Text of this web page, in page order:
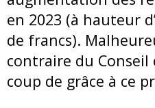
en 2023 (à hauteur
de francs).
contraire du Conseil
coup de grâce à ce